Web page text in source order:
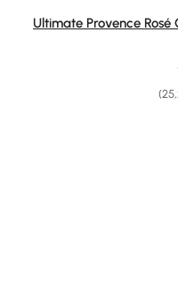
Durchschnittliche
Ultimate Provence Rosé